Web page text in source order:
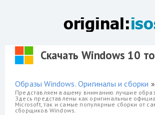
Скачать Windows 10
Образы Windows. Оригиналы и сборки »
Представляем вашему вниманию лучшие
Здесь представлены как оригинальные
Microsoft, так и самые популярные сборки от
сборщиков Windows.